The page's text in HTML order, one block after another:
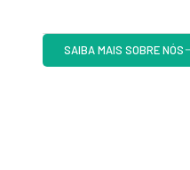
SAIBA MAIS SOBRE NÓS